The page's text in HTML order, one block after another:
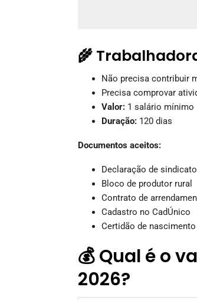
🌾
Não precisa contribuir
Precisa comprovar
Valor: 1 salário mínimo
Duração: 120 dias
Documentos aceitos:
Declaração de
Bloco de produtor rural
Contrato de
Cadastro no CadÚnico
Certidão de
💰 Qual é o
2026?